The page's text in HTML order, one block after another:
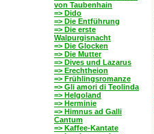
von Taubenhain
=> Dido
=> Die Entführung
=> Die erste
Walpurgisnacht
=> Die Glocken
=> Die Mutter
=> Dives und Lazarus
=> Erechtheion
=> Frühlingsromanze
=> Gli amori di Teolinda
=> Helgoland
=> Herminie
=> Himnus ad Galli
Cantum
=> Kaffee-Kantate